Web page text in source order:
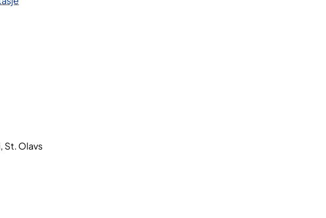
St. Olavs